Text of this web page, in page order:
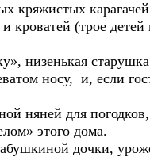
кряжистых
кроватей (трое детей
низенькая старушка
носу, и, если
няней для
этого дома.
дочки,